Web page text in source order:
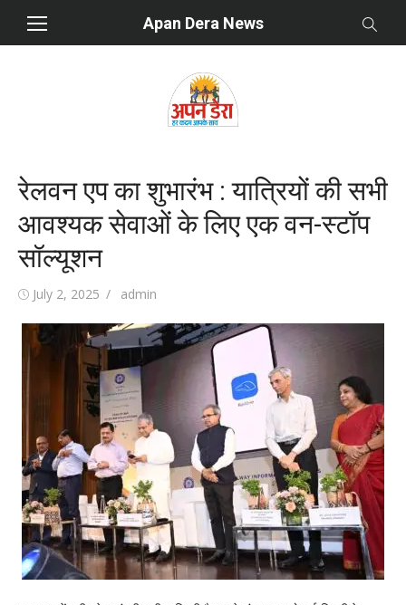
Apan Dera News
रेलवन एप का शुभारंभ : यात्रियों की सभी
आवश्यक सेवाओं के लिए एक वन-स्टॉप
सॉल्यूशन
Posted
July 2, 2025 Author
admin